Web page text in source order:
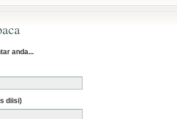
anda...
diisi)